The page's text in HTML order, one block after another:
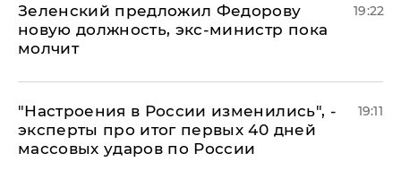
Зеленский предложил Федорову
новую должность, экс-министр пока
молчит
19:22
"Настроения в России изменились", -
эксперты про итог первых 40 дней
массовых ударов по России
19:11